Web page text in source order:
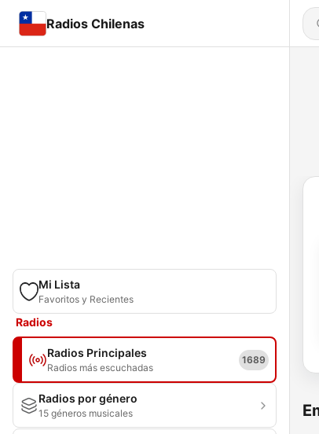
Radios Chilenas
Mi Lista
Favoritos y Recientes
Radios
Radios Principales
Radios más escuchadas
1689
Radios por género
15 géneros musicales